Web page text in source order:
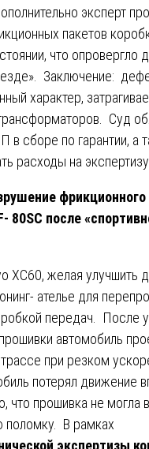
эксперт
пакетов
что опровергло
езде». Заключение:
характер,
Суд
в сборе по гарантии, а
расходы на экспертизу.
фрикционного
80SC после
XC60, желая улучшить
ателье для
передач. После
автомобиль
при резком
потерял движение
что прошивка не могла
поломку. В рамках
экспертизы